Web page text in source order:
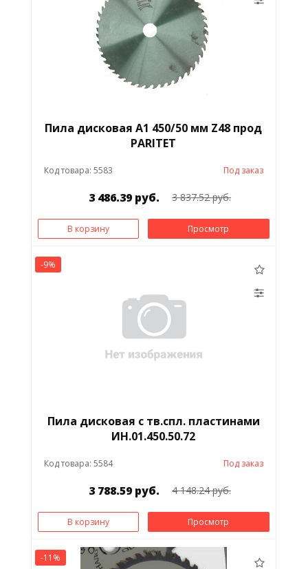
Пила дисковая А1 450/50 мм Z48 прод
PARITET
Код товара: 5583 Под заказ
3 486.39 руб. 3 837.52 руб.
В корзину Просмотр
-9%
Пила дисковая с тв.спл. пластинами
ИН.01.450.50.72
Код товара: 5584 Под заказ
3 788.59 руб. 4 148.24 руб.
В корзину Просмотр
-11%